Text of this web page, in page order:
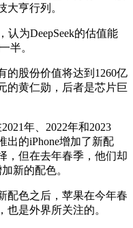
大亨行列。
为DeepSeek的估值能
半。
股份价值将达到1260亿
的黄仁勋，后者是芯片巨
年、2022年和2023
出的iPhone增加了新配
，但在去年春季，他们却
新的配色。
色之后，苹果在今年春
也是外界所关注的。